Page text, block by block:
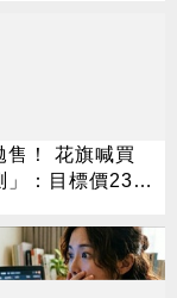
售！ 花旗喊買
」：目標價230